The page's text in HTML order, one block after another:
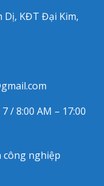
Dị, KĐT Đại Kim,
/ 8:00 AM – 17:00
công nghiệp